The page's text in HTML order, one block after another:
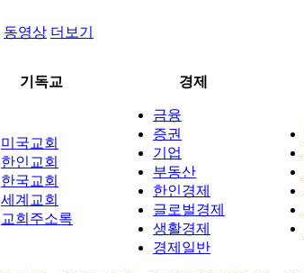
동영상 더보기
기독교 경제
미국교회
한인교회
한국교회
세계교회
교회주소록
금융
증권
기업
부동산
한인경제
글로벌경제
생활경제
경제일반